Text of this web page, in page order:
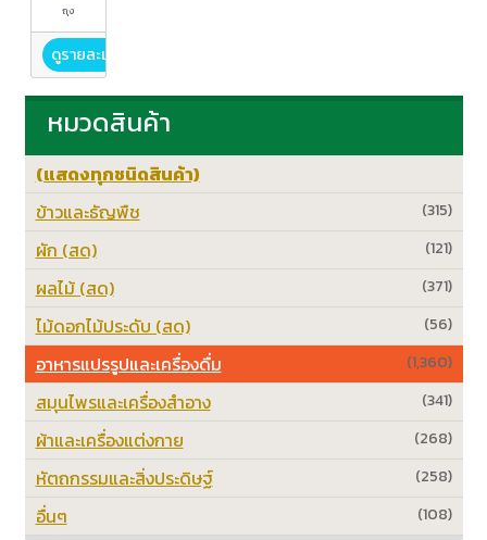
ถุง
ดูรายละเอียด
หมวดสินค้า
(แสดงทุกชนิดสินค้า)
(315)
ข้าวและธัญพืช
(121)
ผัก (สด)
(371)
ผลไม้ (สด)
(56)
ไม้ดอกไม้ประดับ (สด)
(1,360)
อาหารแปรรูปและเครื่องดื่ม
(341)
สมุนไพรและเครื่องสำอาง
(268)
ผ้าและเครื่องแต่งกาย
(258)
หัตถกรรมและสิ่งประดิษฐ์
(108)
อื่นๆ